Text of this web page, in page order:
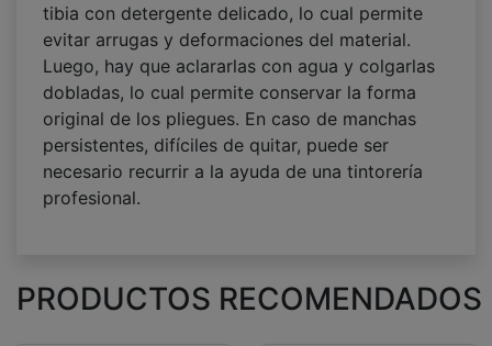
tibia con detergente delicado, lo cual permite
evitar arrugas y deformaciones del material.
Luego, hay que aclararlas con agua y colgarlas
dobladas, lo cual permite conservar la forma
original de los pliegues. En caso de manchas
persistentes, difíciles de quitar, puede ser
necesario recurrir a la ayuda de una tintorería
profesional.
PRODUCTOS RECOMENDADOS